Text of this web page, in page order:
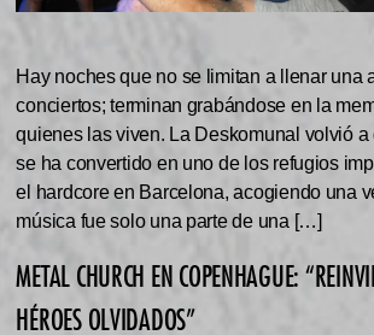
Hay noches que no se limitan a llenar una
conciertos; terminan grabándose en la
quienes las viven. La Deskomunal volvió a
se ha convertido en uno de los refugios
el hardcore en Barcelona, acogiendo una
música fue solo una parte de una […]
METAL CHURCH EN COPENHAGUE:
HÉROES OLVIDADOS”